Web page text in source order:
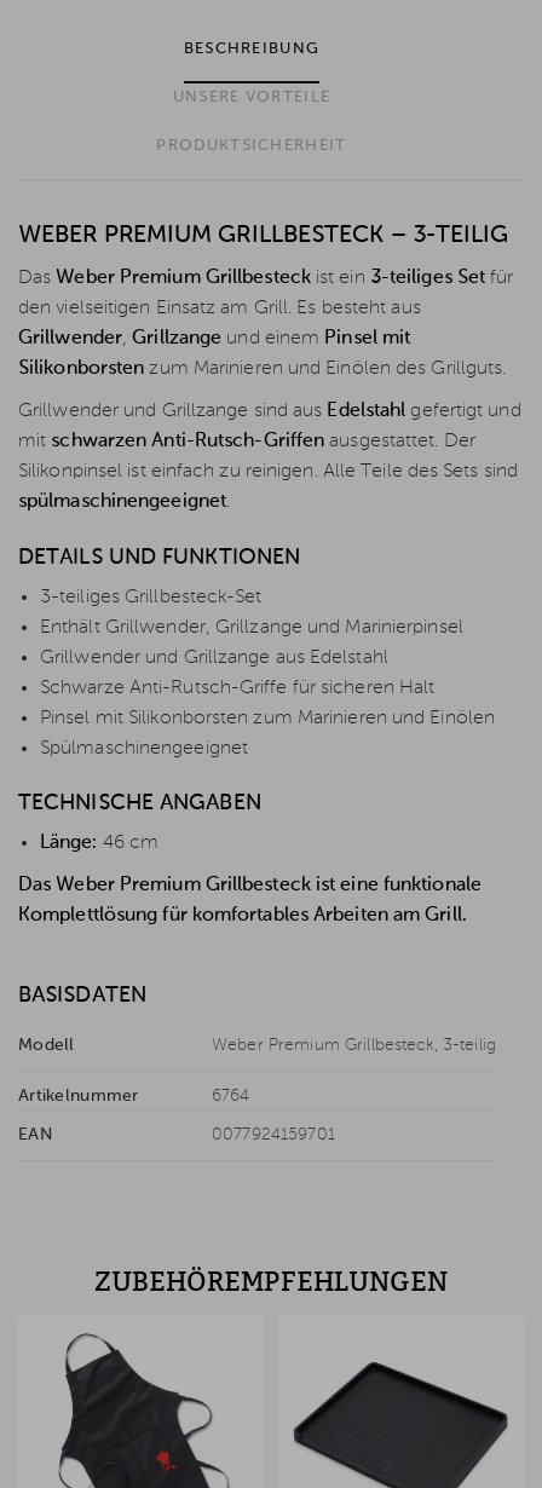
BESCHREIBUNG
UNSERE VORTEILE
PRODUKTSICHERHEIT
WEBER PREMIUM GRILLBESTECK – 3-TEILIG
Das Weber Premium Grillbesteckist ein 3-teiliges Set für
den vielseitigen Einsatz am Grill. Es besteht aus
Grillwender,Grillzange und einem Pinsel mit
Silikonborsten zum Marinieren und Einölen des Grillguts.
Grillwender und Grillzange sind aus Edelstahl gefertigt und
mit schwarzen Anti-Rutsch-Griffen ausgestattet. Der
Silikonpinsel ist einfach zu reinigen. Alle Teile des Sets sind
spülmaschinengeeignet.
DETAILS UND FUNKTIONEN
3-teiliges Grillbesteck-Set
Enthält Grillwender, Grillzange und Marinierpinsel
Grillwender und Grillzange aus Edelstahl
Schwarze Anti-Rutsch-Griffe für sicheren Halt
Pinsel mit Silikonborsten zum Marinieren und Einölen
Spülmaschinengeeignet
TECHNISCHE ANGABEN
Länge: 46 cm
Das Weber Premium Grillbesteck ist eine funktionale
Komplettlösung für komfortables Arbeiten am Grill.
BASISDATEN
Modell Weber Premium Grillbesteck, 3-teilig
Artikelnummer 6764
EAN 0077924159701
ZUBEHÖREMPFEHLUNGEN